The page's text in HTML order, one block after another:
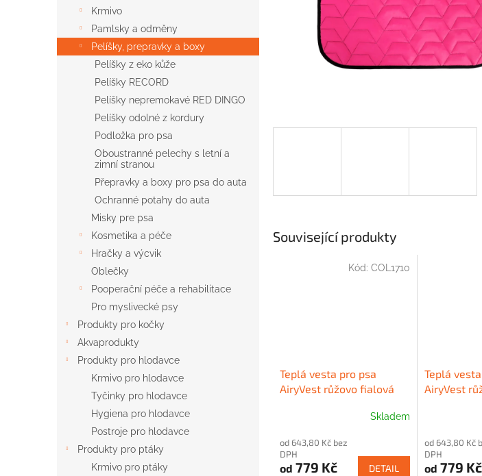
l
Krmivo
Pamlsky a odměny
Pelíšky, prepravky a boxy
Pelíšky z eko kůže
Pelíšky RECORD
Pelíšky nepremokavé RED DINGO
Pelíšky odolné z kordury
Podložka pro psa
Oboustranné pelechy s letní a
zimní stranou
Přepravky a boxy pro psa do auta
Ochranné potahy do auta
Misky pre psa
Kosmetika a péče
Hračky a výcvik
Oblečky
Pooperační péče a rehabilitace
Pro myslivecké psy
Produkty pro kočky
Akvaprodukty
Produkty pro hlodavce
Krmivo pro hlodavce
Tyčinky pro hlodavce
Hygiena pro hlodavce
Postroje pro hlodavce
Produkty pro ptáky
Krmivo pro ptáky
Související produkty
Teplá vesta pro psa
AiryVest růžovo fialová
Skladem
od 643,80 Kč bez
DPH
od 779 Kč DETAIL
Kód: COL1710
Teplá
AiryVest
od 643,80 Kč
DPH
od 779 Kč